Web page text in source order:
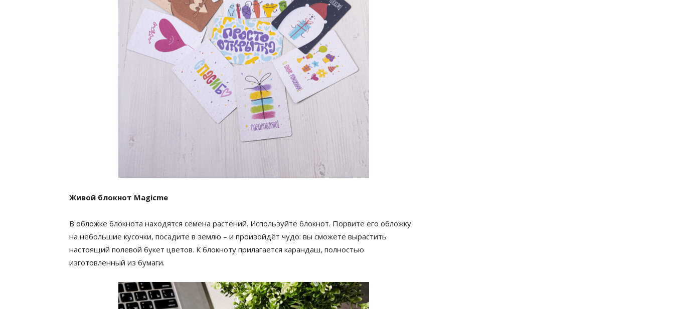
Живой блокнот Magicme
В обложке блокнота находятся семена растений. Используйте блокнот. Порвите его обложку
на небольшие кусочки, посадите в землю – и произойдёт чудо: вы сможете вырастить
настоящий полевой букет цветов. К блокноту прилагается карандаш, полностью
изготовленный из бумаги.